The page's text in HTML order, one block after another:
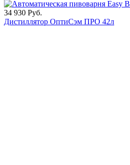
34 930 Руб.
Дистиллятор ОптиСэм ПРО 42л